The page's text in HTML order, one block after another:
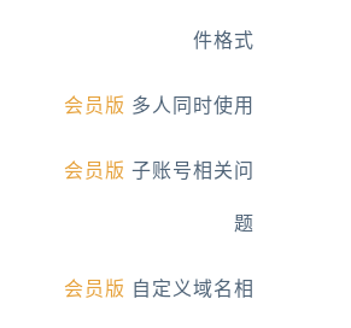
件格式
会员版 多人同时使用
会员版 子账号相关问
题
会员版 自定义域名相